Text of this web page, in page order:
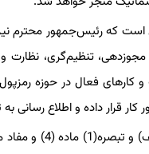
مجوزدهی، تنظیم‌گری،
کار قرار داده و اطلاع